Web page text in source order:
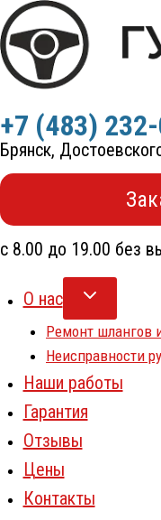
Перейти
к
содержимому
+7 (483)
Брянск,
с 8.00 до 19.00 без
О нас
Ремонт шлангов
Неисправности
Наши работы
Гарантия
Отзывы
Цены
Контакты